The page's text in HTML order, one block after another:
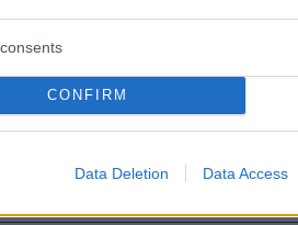
CONFIRM
Data Deletion Data Access
Φιλιππίδης για
«βασανιστικός ο